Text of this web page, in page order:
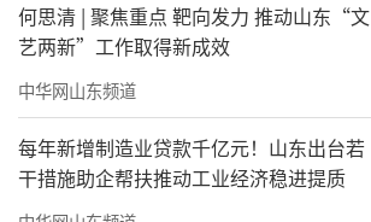
何思清 | 聚焦重点 靶向发力 推动山东“文
艺两新”工作取得新成效
中华网山东频道
每年新增制造业贷款千亿元！山东出台若
干措施助企帮扶推动工业经济稳进提质